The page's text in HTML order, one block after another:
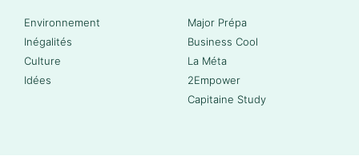
Environnement
Inégalités
Culture
Idées
Major Prépa
Business Cool
La Méta
2Empower
Capitaine Study